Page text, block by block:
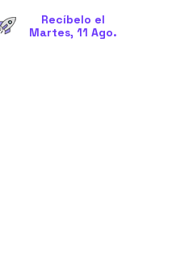
Recíbelo el
Martes, 11 Ago.